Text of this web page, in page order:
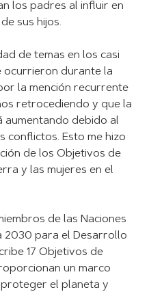
los padres al influir en
sus hijos.
de temas en los casi
durante la
la mención recurrente
retrocediendo y que la
aumentando debido al
conflictos. Esto me hizo
de los Objetivos de
y las mujeres en el
de las Naciones
2030 para el Desarrollo
17 Objetivos de
un marco
el planeta y